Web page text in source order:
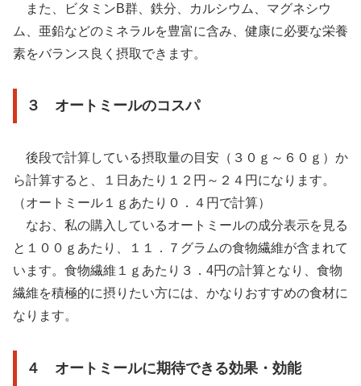
また、ビタミンB群、鉄分、カルシウム、マグネシウ
ム、亜鉛などのミネラルを豊富に含み、健康に必要な栄養
素をバランス良く摂取できます。
３ オートミールのコスパ
後段で計算している摂取量の目安（３０ｇ～６０ｇ）か
ら計算すると、１日あたり１２円～２４円になります。
（オートミール１ｇあたり０．４円で計算）
なお、私の購入しているオートミールの成分表示を見る
と１００ｇあたり、１１．７グラムの食物繊維が含まれて
います。食物繊維１ｇあたり３．4円の計算となり、食物
繊維を積極的に摂りたい方には、かなりおすすめの食材に
なります。
４ オートミールに期待できる効果・効能